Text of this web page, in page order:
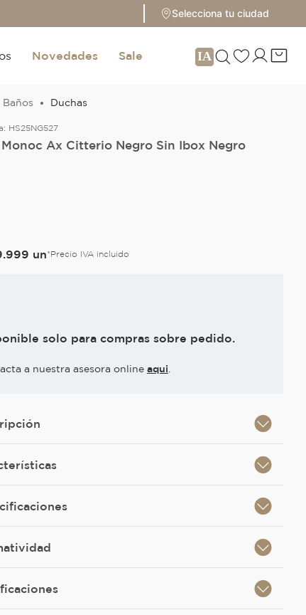
Selecciona tu ciudad
Novedades Sale
Baños Duchas
HS25NG527
Ax Citterio Negro Sin Ibox Negro
.999 un*Precio IVA incluido
solo para compras sobre pedido.
a nuestra asesora online aqui